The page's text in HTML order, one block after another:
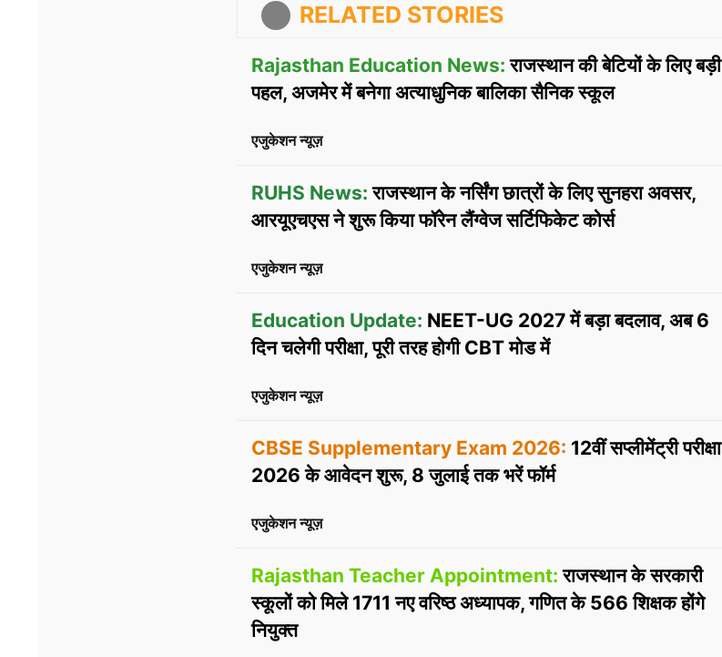
RELATED STORIES
Rajasthan Education News: राजस्थान की बेटियों के लिए बड़ी
पहल, अजमेर में बनेगा अत्याधुनिक बालिका सैनिक स्कूल
एजुकेशन न्यूज़
RUHS News: राजस्थान के नर्सिंग छात्रों के लिए सुनहरा अवसर,
आरयूएचएस ने शुरू किया फॉरेन लैंग्वेज सर्टिफिकेट कोर्स
एजुकेशन न्यूज़
Education Update: NEET-UG 2027 में बड़ा बदलाव, अब 6
दिन चलेगी परीक्षा, पूरी तरह होगी CBT मोड में
एजुकेशन न्यूज़
CBSE Supplementary Exam 2026: 12वीं सप्लीमेंट्री परीक्षा
2026 के आवेदन शुरू, 8 जुलाई तक भरें फॉर्म
एजुकेशन न्यूज़
Rajasthan Teacher Appointment: राजस्थान के सरकारी
स्कूलों को मिले 1711 नए वरिष्ठ अध्यापक, गणित के 566 शिक्षक होंगे
नियुक्त